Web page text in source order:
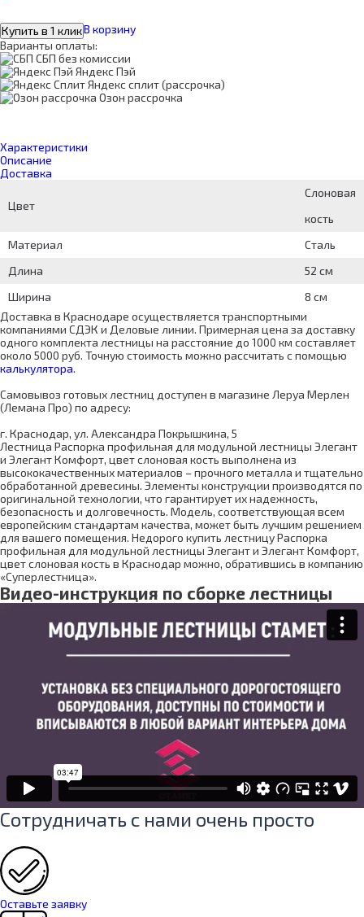
Купить в 1 кликВ корзину
Варианты оплаты:
СБП без комиссии
Яндекс Пэй
Яндекс сплит (рассрочка)
Озон рассрочка
Характеристики
Описание
Доставка
Цвет
Слоновая
кость
Материал
Сталь
Длина
52 см
Ширина
8 см
Доставка в Краснодаре осуществляется транспортными
компаниями СДЭК и Деловые линии. Примерная цена за доставку
одного комплекта лестницы на расстояние до 1000 км составляет
около 5000 руб. Точную стоимость можно рассчитать с помощью
калькулятора.
Самовывоз готовых лестниц доступен в магазине Леруа Мерлен
(Лемана Про) по адресу:
г. Краснодар, ул. Александра Покрышкина, 5
Лестница Распорка профильная для модульной лестницы Элегант
и Элегант Комфорт, цвет слоновая кость выполнена из
высококачественных материалов – прочного металла и тщательно
обработанной древесины. Элементы конструкции производятся по
оригинальной технологии, что гарантирует их надежность,
безопасность и долговечность. Модель, соответствующая всем
европейским стандартам качества, может быть лучшим решением
для вашего помещения. Недорого купить лестницу Распорка
профильная для модульной лестницы Элегант и Элегант Комфорт,
цвет слоновая кость в Краснодар можно, обратившись в компанию
«Суперлестница».
Видео-инструкция по сборке лестницы
Сотрудничать с нами очень просто
Оставьте заявку